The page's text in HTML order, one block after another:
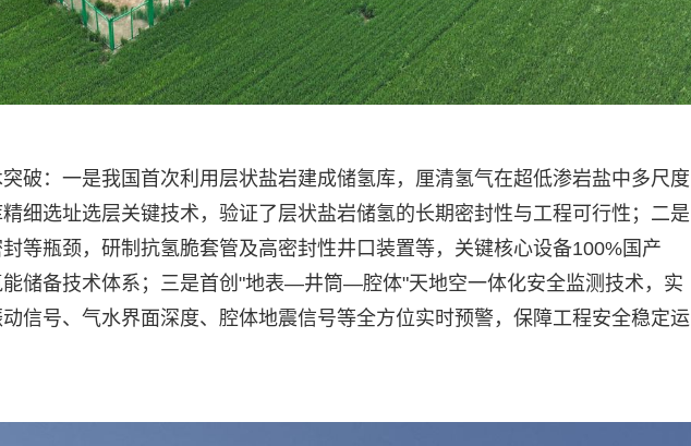
破：一是我国首次利用层状盐岩建成储氢库，厘清氢气在超低渗岩盐中多尺度
细选址选层关键技术，验证了层状盐岩储氢的长期密封性与工程可行性；二是
等瓶颈，研制抗氢脆套管及高密封性井口装置等，关键核心设备100%国产
储备技术体系；三是首创"地表—井筒—腔体"天地空一体化安全监测技术，实
信号、气水界面深度、腔体地震信号等全方位实时预警，保障工程安全稳定运